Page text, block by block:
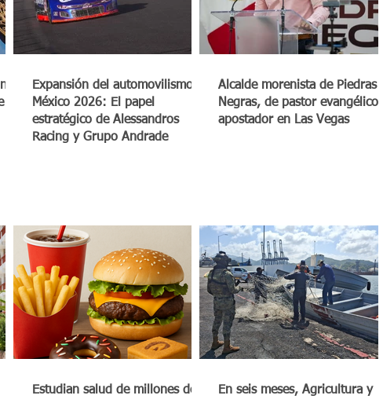
a
Expansión del automovilismo en
México 2026: El papel
estratégico de Alessandros
Racing y Grupo Andrade
Alcalde morenista de Piedras
Negras, de pastor evangélico a
apostador en Las Vegas
Estudian salud de millones de En seis meses, Agricultura y